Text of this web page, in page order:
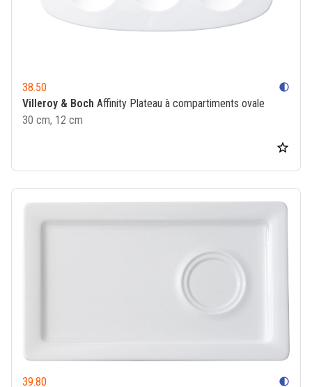
38.50 contrast
Villeroy & Boch Affinity Plateau à compartiments ovale
30 cm, 12 cm
39.80 contrast